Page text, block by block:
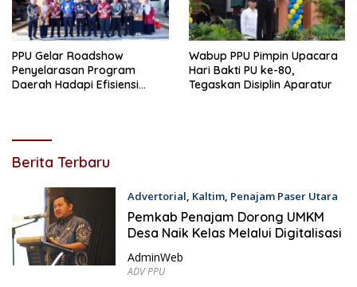
PPU Gelar Roadshow
Penyelarasan Program
Daerah Hadapi Efisiensi
Wabup PPU Pimpin Upacara
Hari Bakti PU ke-80,
Tegaskan Disiplin Aparatur
e
i
t
a
Berita Terbaru
Advertorial Kaltim, Penajam Paser Utara
10 Desember 2025
Pemkab Penajam Dorong UMKM
Desa Naik Kelas Melalui Digitalisasi
AdminWeb
ADV PPU